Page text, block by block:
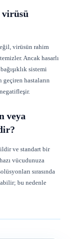
virüsü
virüsün rahim
Ancak hasarlı
sistemi
geçiren hastaların
veya
ve standart bir
vücudunuza
sırasında
bu nedenle